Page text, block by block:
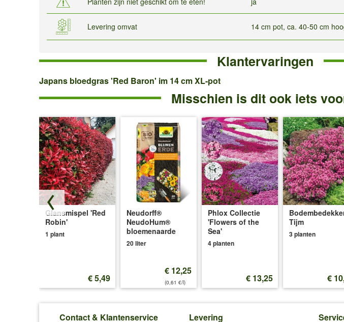
Levering omvat 14 cm pot, ca. 40-50 cm
Klantervaringen
Baron'
im
14
cm
XL-
pot
Japans bloedgras 'Red Baron' im 14 cm XL-pot
Misschien is dit ook iets
Glansmispel 'Red
Robin'
1 plant
€ 5,49
Neudorff®
NeudoHum®
bloemenaarde
20 liter
€ 12,25
(0,61 €/l)
Phlox Collectie
'Flowers of the
Sea'
4 planten
€ 13,25
Tijm
3 planten
€
Contact & Klantenservice Levering